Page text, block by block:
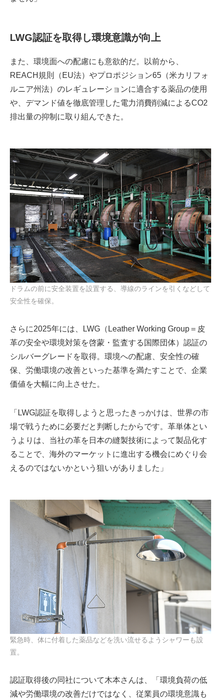
LWG認証を取得し環境意識が向上
また、環境面への配慮にも意欲的だ。以前から、
REACH規則（EU法）やプロポジション65（米カリフォ
ルニア州法）のレギュレーションに適合する薬品の使用
や、デマンド値を徹底管理した電力消費削減によるCO2
排出量の抑制に取り組んできた。
ドラムの前に安全装置を設置する、導線のラインを引くなどして
安全性を確保。
さらに2025年には、LWG（Leather Working Group＝皮
革の安全や環境対策を啓蒙・監査する国際団体）認証の
シルバーグレードを取得。環境への配慮、安全性の確
保、労働環境の改善といった基準を満たすことで、企業
価値を大幅に向上させた。
「LWG認証を取得しようと思ったきっかけは、世界の市
場で戦うために必要だと判断したからです。革単体とい
うよりは、当社の革を日本の縫製技術によって製品化す
ることで、海外のマーケットに進出する機会にめぐり会
えるのではないかという狙いがありました」
緊急時、体に付着した薬品などを洗い流せるようシャワーも設
置。
認証取得後の同社について木本さんは、「環境負荷の低
減や労働環境の改善だけではなく、従業員の環境意識も